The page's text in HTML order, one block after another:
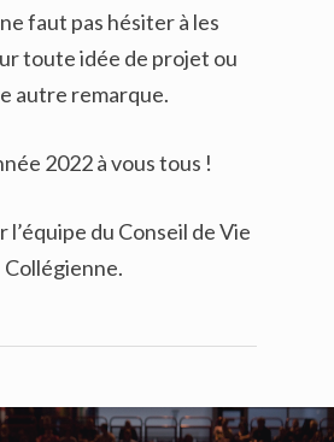
faut pas hésiter à les
toute idée de projet ou
autre remarque.
2022 à vous tous !
l’équipe du Conseil de Vie
Collégienne.